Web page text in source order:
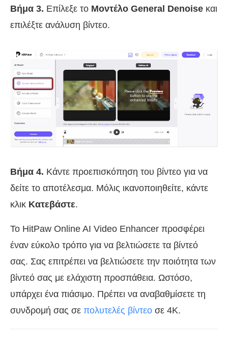
Βήμα 3. Επίλεξε το Μοντέλο General Denoise και
επιλέξτε ανάλυση βίντεο.
Βήμα 4. Κάντε προεπισκόπηση του βίντεο για να
δείτε το αποτέλεσμα. Μόλις ικανοποιηθείτε, κάντε
κλικ Κατεβάστε.
Το HitPaw Online AI Video Enhancer προσφέρει
έναν εύκολο τρόπο για να βελτιώσετε τα βίντεό
σας. Σας επιτρέπει να βελτιώσετε την ποιότητα των
βίντεό σας με ελάχιστη προσπάθεια. Ωστόσο,
υπάρχει ένα πιάσιμο. Πρέπει να αναβαθμίσετε τη
συνδρομή σας σε πολυτελές βίντεο σε 4K.